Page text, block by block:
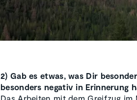
2) Gab es etwas, was Dir
besonders negativ in Erinnerung